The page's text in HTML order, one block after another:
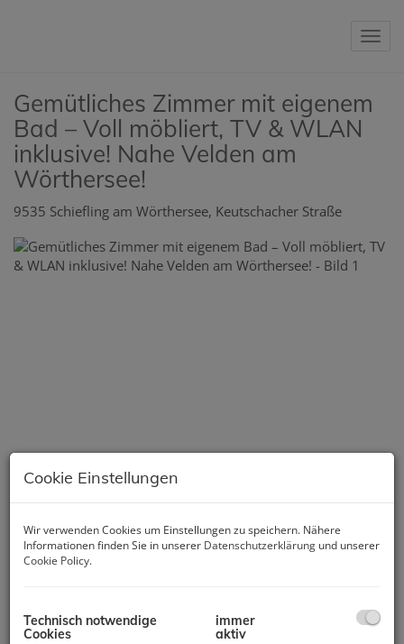
Gemütliches Zimmer mit eigenem
Bad – Voll möbliert, TV & WLAN
inklusive! Nahe Velden am
Wörthersee!
9535 Schiefling am Wörthersee, Keutschacher Straße
Cookie Einstellungen
Wir verwenden Cookies um Einstellungen zu speichern. Nähere
Informationen finden Sie in unserer Datenschutzerklärung und unserer
Cookie Policy.
Technisch notwendige
Cookies
immer
aktiv